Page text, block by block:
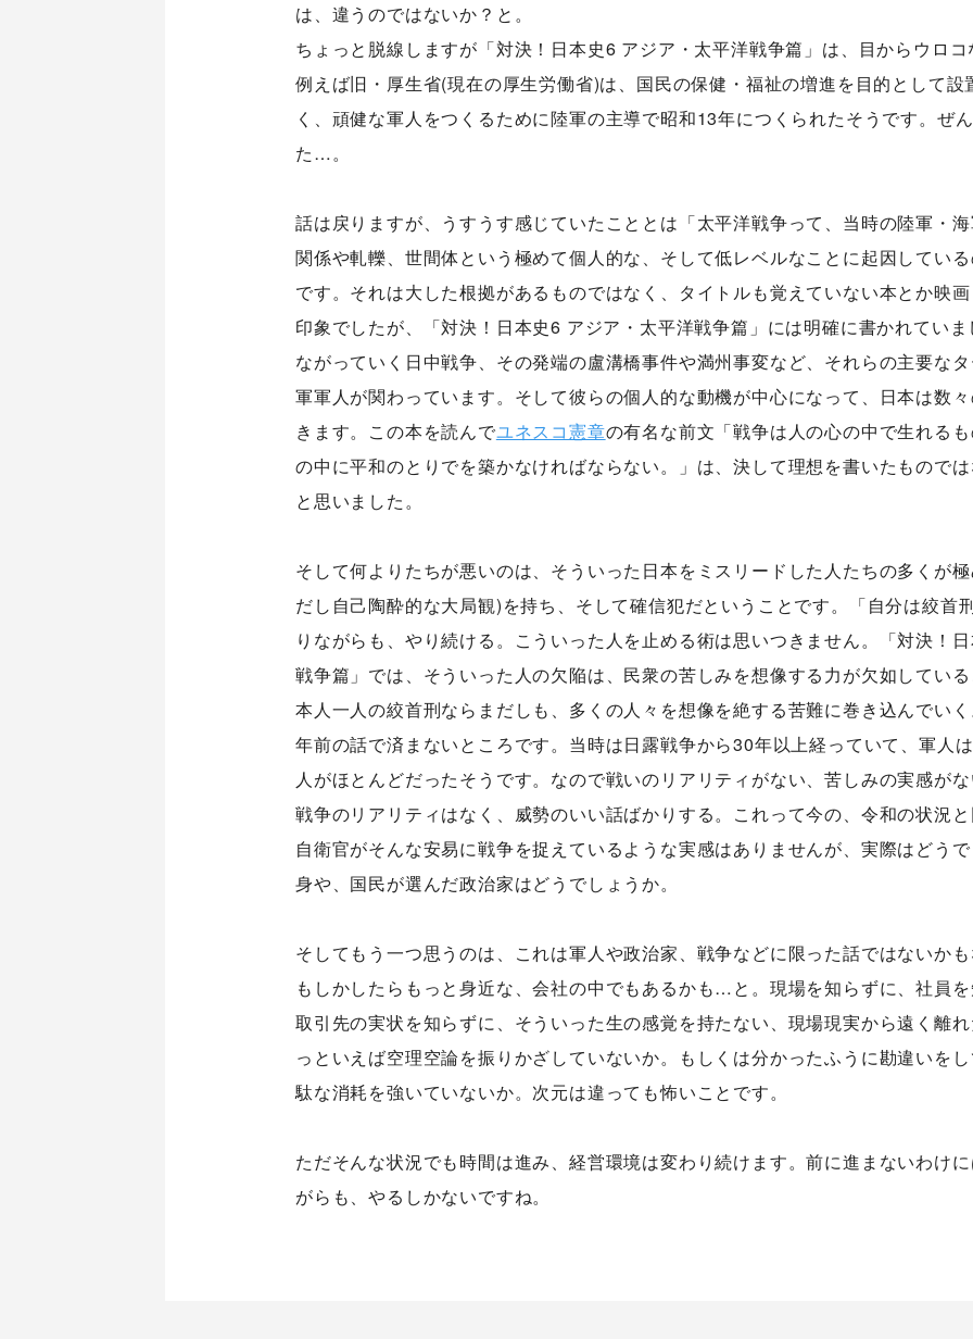
は、違うのではないか？と。
ちょっと脱線しますが「対決！日本史6 アジア・太平洋戦争篇」は、目からウロ
例えば旧・厚生省(現在の厚生労働省)は、国民の保健・福祉の増進を目的として設
く、頑健な軍人をつくるために陸軍の主導で昭和13年につくられたそうです。ぜ
た…。
話は戻りますが、うすうす感じていたこととは「太平洋戦争って、当時の陸軍・
関係や軋轢、世間体という極めて個人的な、そして低レベルなことに起因してい
です。それは大した根拠があるものではなく、タイトルも覚えていない本とか映
印象でしたが、「対決！日本史6 アジア・太平洋戦争篇」には明確に書かれてい
ながっていく日中戦争、その発端の盧溝橋事件や満州事変など、それらの主要な
軍軍人が関わっています。そして彼らの個人的な動機が中心になって、日本は数
きます。この本を読んでユネスコ憲章の有名な前文「戦争は人の心の中で生れる
の中に平和のとりでを築かなければならない。」は、決して理想を書いたもので
と思いました。
そして何よりたちが悪いのは、そういった日本をミスリードした人たちの多くが
だし自己陶酔的な大局観)を持ち、そして確信犯だということです。「自分は絞首
りながらも、やり続ける。こういった人を止める術は思いつきません。「対決！
戦争篇」では、そういった人の欠陥は、民衆の苦しみを想像する力が欠如してい
本人一人の絞首刑ならまだしも、多くの人々を想像を絶する苦難に巻き込んでい
年前の話で済まないところです。当時は日露戦争から30年以上経っていて、軍人
人がほとんどだったそうです。なので戦いのリアリティがない、苦しみの実感が
戦争のリアリティはなく、威勢のいい話ばかりする。これって今の、令和の状況
自衛官がそんな安易に戦争を捉えているような実感はありませんが、実際はどう
身や、国民が選んだ政治家はどうでしょうか。
そしてもう一つ思うのは、これは軍人や政治家、戦争などに限った話ではないか
もしかしたらもっと身近な、会社の中でもあるかも…と。現場を知らずに、社員
取引先の実状を知らずに、そういった生の感覚を持たない、現場現実から遠く離
っといえば空理空論を振りかざしていないか。もしくは分かったふうに勘違いを
駄な消耗を強いていないか。次元は違っても怖いことです。
ただそんな状況でも時間は進み、経営環境は変わり続けます。前に進まないわけ
がらも、やるしかないですね。
シナプストップへ Home
シナプスの経営理念
Technology
シナプスの技術力
シナプス技術者ブログ
座談会
Work
職種紹介
スタッフ紹介
スタッフブログ
採用エントリー
会社
アク